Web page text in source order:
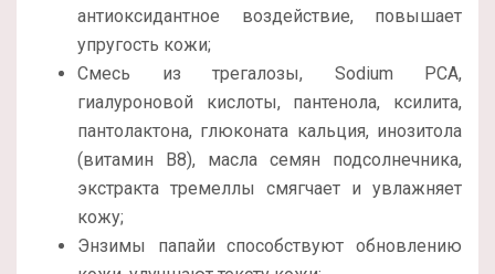
антиоксидантное воздействие, повышает
упругость кожи;
Смесь из трегалозы, Sodium PCA,
гиалуроновой кислоты, пантенола, ксилита,
пантолактона, глюконата кальция, инозитола
(витамин B8), масла семян подсолнечника,
экстракта тремеллы смягчает и увлажняет
кожу;
Энзимы папайи способствуют обновлению